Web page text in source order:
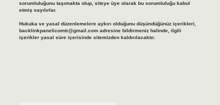
sorumluluğunu taşımakta olup, siteye üye olarak bu sorumluluğu kabul
etmiş sayılırlar.
Hukuka ve yasal düzenlemelere aykırı olduğunu düşündüğünüz içerikleri,
backlinkpanelicomtr@gmail.comadresine bildirmeniz halinde, ilgili
içerikler yasal süre içerisinde sitemizden kaldırılacaktır.